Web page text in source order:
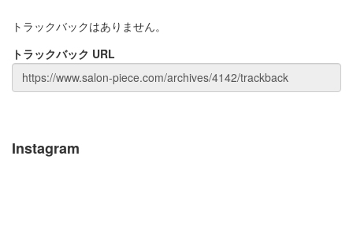
トラックバックはありません。
トラックバック URL
Instagram